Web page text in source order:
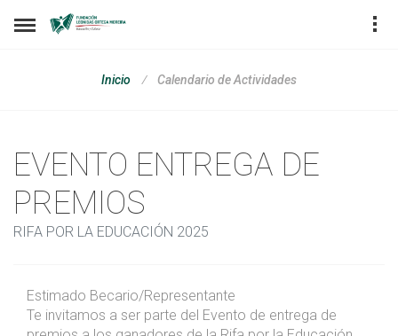
Inicio Calendario de Actividades
EVENTO ENTREGA DE
PREMIOS
RIFA POR LA EDUCACIÓN 2025
Estimado Becario/Representante
Te invitamos a ser parte del Evento de entrega de